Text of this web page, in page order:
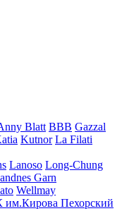
Blatt BBB Gazzal
Kutnor La Filati
Lanoso Long-Chung
Garn
Wellmay
Пехорский